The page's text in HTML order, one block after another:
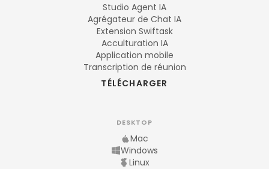
Studio Agent IA
Agrégateur de Chat IA
Extension Swiftask
Acculturation IA
Application mobile
Transcription de réunion
TÉLÉCHARGER
DESKTOP
Mac
Windows
Linux